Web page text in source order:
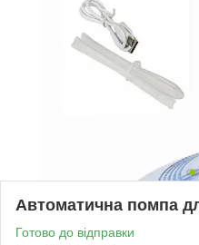
Автоматична помпа
Готово до відправки